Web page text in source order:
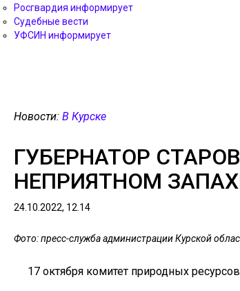
Росгвардия информирует
Судебные вести
УФСИН информирует
Новости: В Курске
ГУБЕРНАТОР
НЕПРИЯТНОМ
24.10.2022, 12.14
Фото: пресс-служба администрации Курской
17 октября комитет природных